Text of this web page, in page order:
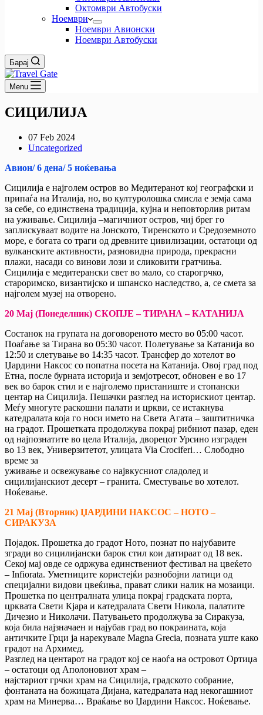
Октомври Автобуски
Ноември
Ноември Авионски
Ноември Автобуски
Барај
Menu
СИЦИЛИЈА
07 Feb 2024
Uncategorized
Авион/ 6 дена/ 5 ноќевања
Сицилија е најголем остров во Медитеранот кој географски и
припаѓа на Италија, но, во културолошка смисла е земја сама
за себе, со единствена традиција, кујна и неповторлив ритам
на уживање. Сицилија –магичниот остров, чиј брег го
заплискуваат водите на Јонското, Тиренското и Средоземното
море, е богата со траги од древните цивилизации, остатоци од
вулканските активности, разновидна природа, прекрасни
плажи, насади со винови лози и сликовити гратчиња.
Сицилија е медитерански свет во мало, со старогрчко,
староримско, византијско и шпанскo наследство, а, се смета за
најголем музеј на отворено.
20 Мај (Понеделник) СКОПЈЕ – ТИРАНА – КАТАНИЈА
Состанок на групата на договореното место во 05:00 часот.
Поаѓање за Тирана во 05:30 часот. Полетување за Катанија во
12:50 и слетување во 14:35 часот. Трансфер до хотелот во
Џардини Наксос со попатна посета на Катанија. Овој град под
Етна, после бурната историја и земјотресот, обновен е во 17
век во барок стил и е најголемо пристаниште и стопански
центар на Сицилија. Пешачки разглед на историскиот центар.
Меѓу многуте раскошни палати и цркви, се истакнува
катедралата која го носи името на Света Агата – заштитничка
на градот. Прошетката продолжува покрaj рибниот пазар, еден
од најпознатите во цела Италија, дворецот Урсино изграден
во 13 век, Универзитетот, улицата Via Crociferi… Слободно
време за
уживање и освежување со највкусниот сладолед и
сицилијанскиот десерт – гранита. Сместување во хотелот.
Ноќевање.
21 Мај (Вторник) ЏАРДИНИ НАКСОС – НОТО –
СИРАКУЗА
Појадок. Прошетка до градот Ното, познат по најубавите
згради во сицилијански барок стил кои датираат од 18 век.
Секој мај овде се одржува единствениот фестивал на цвеќето
– Infiorata. Уметниците користејќи разнобојни латици од
специјални видови цвеќиња, прават слики налик на мозаици.
Прошетка по централната улица покрај градската порта,
црквата Свети Кјара и катедралата Свети Никола, палатите
Дичезио и Николачи. Патувањето продолжува за Сиракуза,
која била најзначаен и најубав град во покраината, која
античките Грци ја нарекувале Мagna Grecia, позната уште како
градот на Архимед.
Разглед на центарот на градот кој се наоѓа на островот Ортиџа
– остатоци од Аполоновиот храм –
најстариот грчки храм на Сицилија, градското собрание,
фонтаната на божицата Дијана, катедралата над некогашниот
храм на Минерва… Враќање во Џардини Наксос. Ноќевање.